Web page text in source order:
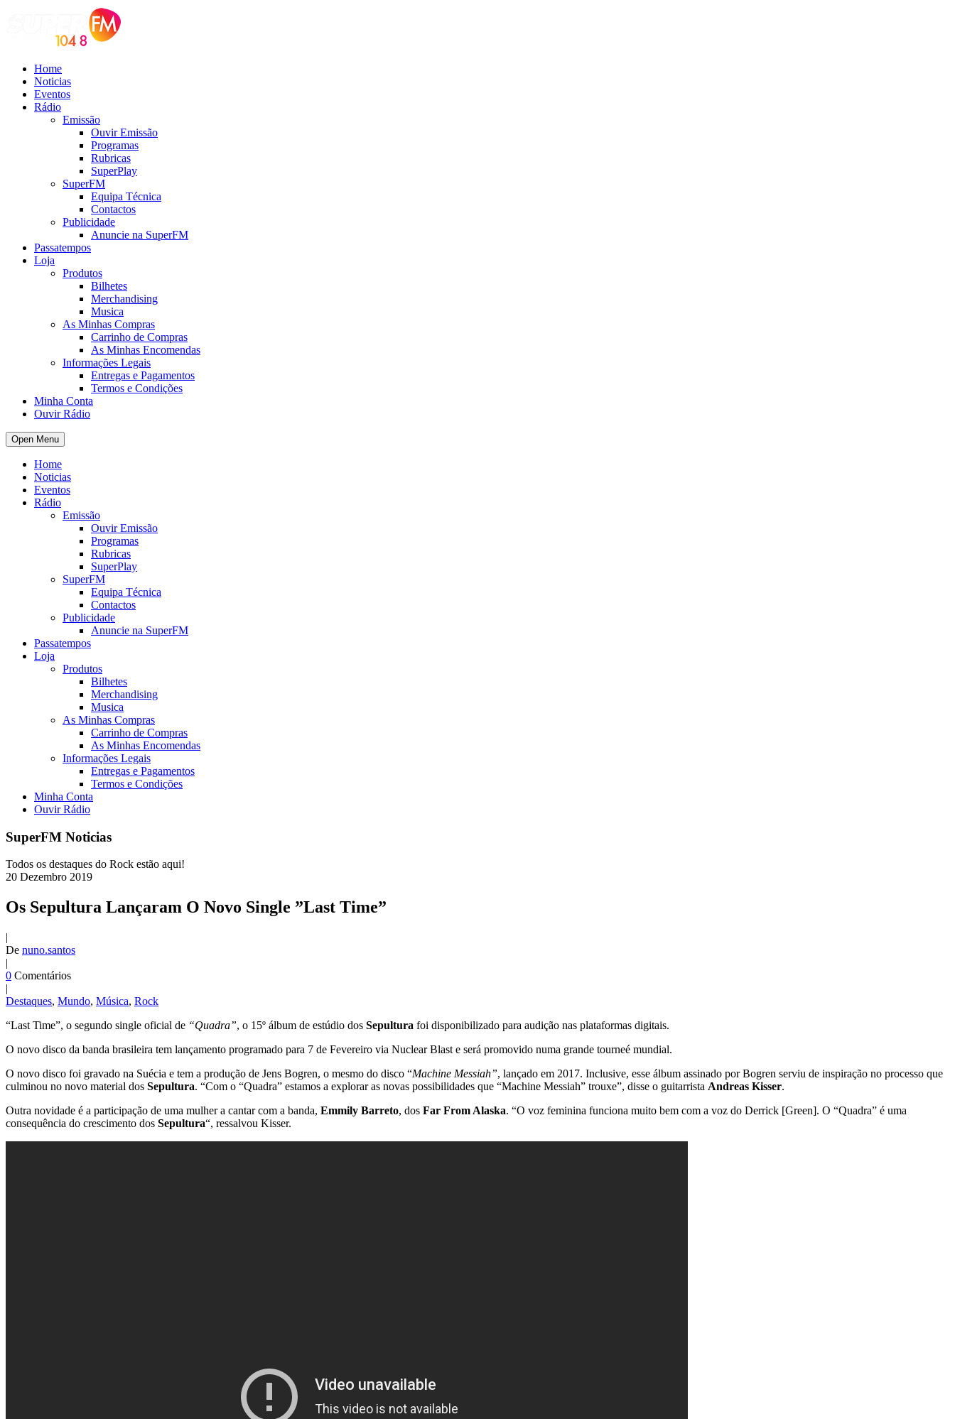
Home
Noticias
Eventos
Rádio
Emissão
Ouvir Emissão
Programas
Rubricas
SuperPlay
SuperFM
Equipa Técnica
Contactos
Publicidade
Anuncie na SuperFM
Passatempos
Loja
Produtos
Bilhetes
Merchandising
Musica
As Minhas Compras
Carrinho de Compras
As Minhas Encomendas
Informações Legais
Entregas e Pagamentos
Termos e Condições
Minha Conta
Ouvir Rádio
Open Menu
Home
Noticias
Eventos
Rádio
Emissão
Ouvir Emissão
Programas
Rubricas
SuperPlay
SuperFM
Equipa Técnica
Contactos
Publicidade
Anuncie na SuperFM
Passatempos
Loja
Produtos
Bilhetes
Merchandising
Musica
As Minhas Compras
Carrinho de Compras
As Minhas Encomendas
Informações Legais
Entregas e Pagamentos
Termos e Condições
Minha Conta
Ouvir Rádio
SuperFM Noticias
Todos os destaques do Rock estão aqui!
20 Dezembro 2019
Os Sepultura Lançaram O Novo Single ”Last Time”
|
De nuno.santos
|
0 Comentários
|
Destaques, Mundo, Música, Rock
“Last Time”, o segundo single oficial de “Quadra”, o 15º álbum de estúdio dos Sepultura foi disponibilizado para audição nas plataformas digitais.
O novo disco da banda brasileira tem lançamento programado para 7 de Fevereiro via Nuclear Blast e será promovido numa grande tourneé mundial.
O novo disco foi gravado na Suécia e tem a produção de Jens Bogren, o mesmo do disco “Machine Messiah”, lançado em 2017. Inclusive, esse álbum assinado por Bogren serviu de inspiração no processo que
culminou no novo material dos Sepultura. “Com o “Quadra” estamos a explorar as novas possibilidades que “Machine Messiah” trouxe”, disse o guitarrista Andreas Kisser.
Outra novidade é a participação de uma mulher a cantar com a banda, Emmily Barreto, dos Far From Alaska. “O voz feminina funciona muito bem com a voz do Derrick [Green]. O “Quadra” é uma
consequência do crescimento dos Sepultura“, ressalvou Kisser.